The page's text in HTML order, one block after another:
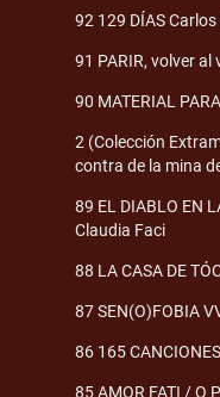
92 129 DÍAS
91 PARIR, volver al
90 MATERIAL
2 (Colección
contra de la mina
89 EL DIABLO EN
Claudia Faci
88 LA CASA DE
87 SEN(O)FOBIA
86 165
85 AMOR FATI / O